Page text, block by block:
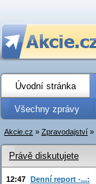
Úvodní stránka
Všechny zprávy
Akcie.cz » Zpravodajství »
Právě diskutujete
12:47 Denní report -...: